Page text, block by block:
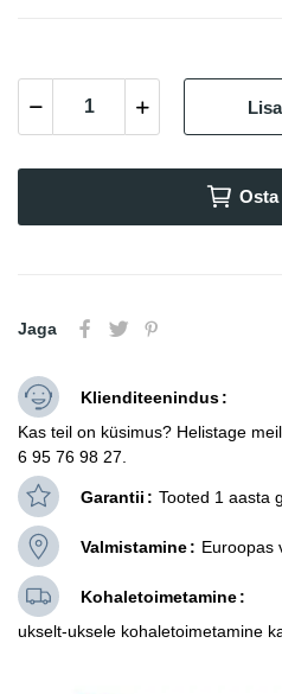
Jaga
Klienditeenindus
Kas teil on küsimus? Helistage
6 95 76 98 27.
Garantii Tooted 1 aasta
Valmistamine Euroopas
Kohaletoimetamine
ukselt-uksele kohaletoimetamine